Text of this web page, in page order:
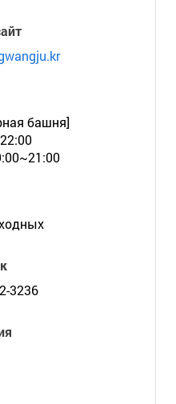
башня]
3236